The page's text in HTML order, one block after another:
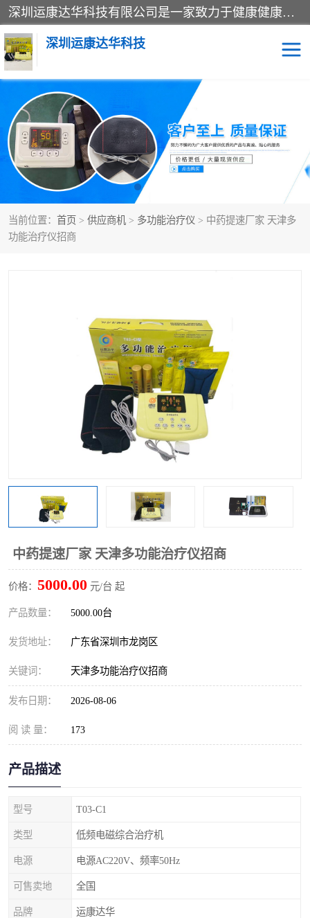
深圳运康达华科技有限公司是一家致力于健康健康产业的现代化企业，已经走过了15个春秋，开创了中医外用发展的新未来，是专业从事中医医疗仪器的研发、生产、销售、服务为一体的子公司，在医疗器械的设计、开发和生产方面率先引进国际先进技术和好的科技人员，先后开发出了场效应治疗仪、多功能治疗仪、颈椎治疗仪、腰椎治疗仪、增效垫等多个系列。
深圳运康达华科技
当前位置： 首页 > 供应商机 > 多功能治疗仪 > 中药提速厂家 天津多
功能治疗仪招商
中药提速厂家 天津多功能治疗仪招商
价格： 5000.00 元/台 起
产品数量： 5000.00台
发货地址： 广东省深圳市龙岗区
关键词： 天津多功能治疗仪招商
发布日期： 2026-08-06
阅 读 量： 173
产品描述
型号 T03-C1
类型 低频电磁综合治疗机
电源 电源AC220V、频率50Hz
可售卖地 全国
品牌 运康达华
多功能治疗仪 中药提速
中低频治疗仪 脉冲治疗仪
**腺治疗仪